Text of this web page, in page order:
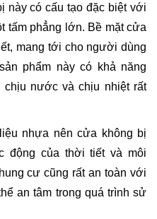
này có cấu tạo đặc biệt với
tấm phẳng lớn. Bề mặt cửa
mang tới cho người dùng
phẩm này có khả năng
chịu nước và chịu nhiệt rất
nhựa nên cửa không bị
động của thời tiết và môi
cư cũng rất an toàn với
an tâm trong quá trình sử